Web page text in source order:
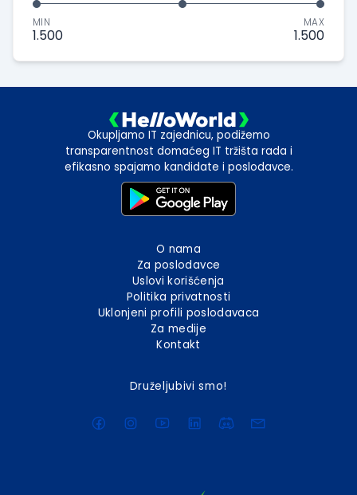
MIN
1.500
MAX
1.500
Okupljamo IT zajednicu, podižemo
transparentnost domaćeg IT tržišta rada i
efikasno spajamo kandidate i poslodavce.
O nama
Za poslodavce
Uslovi korišćenja
Politika privatnosti
Uklonjeni profili poslodavaca
Za medije
Kontakt
Druželjubivi smo!